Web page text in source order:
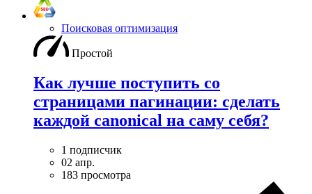
Поисковая оптимизация
Простой
Как лучше поступить со
страницами пагинации: сделать
каждой canonical на саму себя?
1 подписчик
02 апр.
183 просмотра